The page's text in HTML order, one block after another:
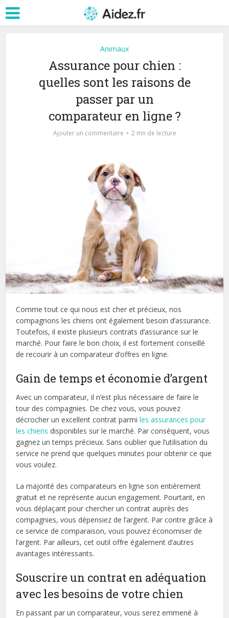
Animaux
Assurance pour chien :
quelles sont les raisons de
passer par un
comparateur en ligne ?
Ajouter un commentaire 2 mn de lecture
Comme tout ce qui nous est cher et précieux, nos
compagnons les chiens ont également besoin d’assurance.
Toutefois, il existe plusieurs contrats d’assurance sur le
marché. Pour faire le bon choix, il est fortement conseillé
de recourir à un comparateur d’offres en ligne.
Gain de temps et économie d’argent
Avec un comparateur, il n’est plus nécessaire de faire le
tour des compagnies. De chez vous, vous pouvez
décrocher un excellent contrat parmiles assurances pour
les chiens disponibles sur le marché. Par conséquent, vous
gagnez un temps précieux. Sans oublier que l’utilisation du
service ne prend que quelques minutes pour obtenir ce que
vous voulez.
La majorité des comparateurs en ligne son entièrement
gratuit et ne représente aucun engagement. Pourtant, en
vous déplaçant pour chercher un contrat auprès des
compagnies, vous dépensiez de l’argent. Par contre grâce à
ce service de comparaison, vous pouvez économiser de
l’argent. Par ailleurs, cet outil offre également d’autres
avantages intéressants.
Souscrire un contrat en adéquation
avec les besoins de votre chien
En passant par un comparateur, vous serez emmené à